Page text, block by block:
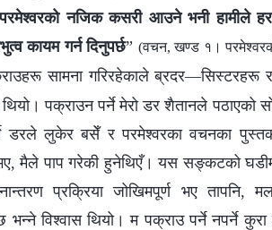
परमेश्‍वरको नजिक कसरी आउने भनी हामीले
कायम गर्न दिनुपर्छ” (वचन, खण्ड १।
सामना गरिरहेकाले ब्रदर—सिस्टरहरू
पक्राउन पर्ने मेरो डर शैतानले पठाएको
डरले लुकेर बसेँ र परमेश्‍वरका वचनका
मैले पाप गरेकी हुनेथिएँ। यस सङ्कटको
प्रक्रिया जोखिमपूर्ण भए तापनि,
विश्‍वास थियो। म पक्राउ पर्ने नपर्ने कुरा